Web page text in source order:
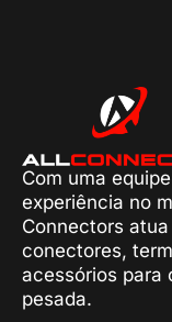
Com uma
experiência no
Connectors
conectores,
acessórios para
pesada.